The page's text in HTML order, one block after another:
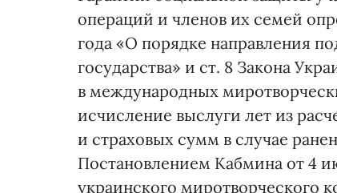
операций и членов их семей
года «О порядке направления
государства» и ст. 8 Закона
в международных
исчисление выслуги лет из
и страховых сумм в случае
Постановлением Кабмина от 4
украинского миротворческого